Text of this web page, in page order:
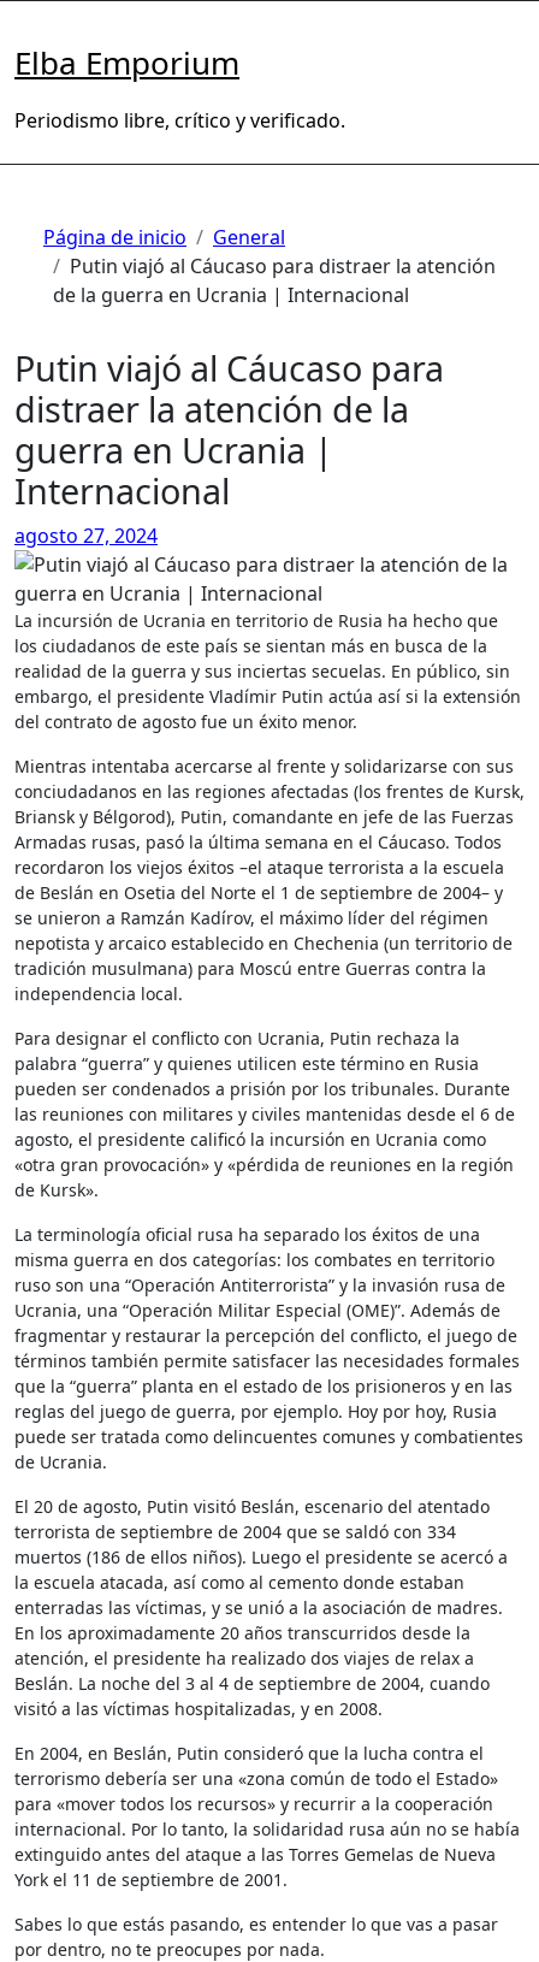
contenido
Elba Emporium
Periodismo libre, crítico y verificado.
Página de inicio
General
Putin viajó al Cáucaso para distraer la atención
de la guerra en Ucrania | Internacional
Putin viajó al Cáucaso para
distraer la atención de la
guerra en Ucrania |
Internacional
agosto 27, 2024
La incursión de Ucrania en territorio de Rusia ha hecho que
los ciudadanos de este país se sientan más en busca de la
realidad de la guerra y sus inciertas secuelas. En público, sin
embargo, el presidente Vladímir Putin actúa así si la extensión
del contrato de agosto fue un éxito menor.
Mientras intentaba acercarse al frente y solidarizarse con sus
conciudadanos en las regiones afectadas (los frentes de Kursk,
Briansk y Bélgorod), Putin, comandante en jefe de las Fuerzas
Armadas rusas, pasó la última semana en el Cáucaso. Todos
recordaron los viejos éxitos –el ataque terrorista a la escuela
de Beslán en Osetia del Norte el 1 de septiembre de 2004– y
se unieron a Ramzán Kadírov, el máximo líder del régimen
nepotista y arcaico establecido en Chechenia (un territorio de
tradición musulmana) para Moscú entre Guerras contra la
independencia local.
Para designar el conflicto con Ucrania, Putin rechaza la
palabra “guerra” y quienes utilicen este término en Rusia
pueden ser condenados a prisión por los tribunales. Durante
las reuniones con militares y civiles mantenidas desde el 6 de
agosto, el presidente calificó la incursión en Ucrania como
«otra gran provocación» y «pérdida de reuniones en la región
de Kursk».
La terminología oficial rusa ha separado los éxitos de una
misma guerra en dos categorías: los combates en territorio
ruso son una “Operación Antiterrorista” y la invasión rusa de
Ucrania, una “Operación Militar Especial (OME)”. Además de
fragmentar y restaurar la percepción del conflicto, el juego de
términos también permite satisfacer las necesidades formales
que la “guerra” planta en el estado de los prisioneros y en las
reglas del juego de guerra, por ejemplo. Hoy por hoy, Rusia
puede ser tratada como delincuentes comunes y combatientes
de Ucrania.
El 20 de agosto, Putin visitó Beslán, escenario del atentado
terrorista de septiembre de 2004 que se saldó con 334
muertos (186 de ellos niños). Luego el presidente se acercó a
la escuela atacada, así como al cemento donde estaban
enterradas las víctimas, y se unió a la asociación de madres.
En los aproximadamente 20 años transcurridos desde la
atención, el presidente ha realizado dos viajes de relax a
Beslán. La noche del 3 al 4 de septiembre de 2004, cuando
visitó a las víctimas hospitalizadas, y en 2008.
En 2004, en Beslán, Putin consideró que la lucha contra el
terrorismo debería ser una «zona común de todo el Estado»
para «mover todos los recursos» y recurrir a la cooperación
internacional. Por lo tanto, la solidaridad rusa aún no se había
extinguido antes del ataque a las Torres Gemelas de Nueva
York el 11 de septiembre de 2001.
Sabes lo que estás pasando, es entender lo que vas a pasar
por dentro, no te preocupes por nada.